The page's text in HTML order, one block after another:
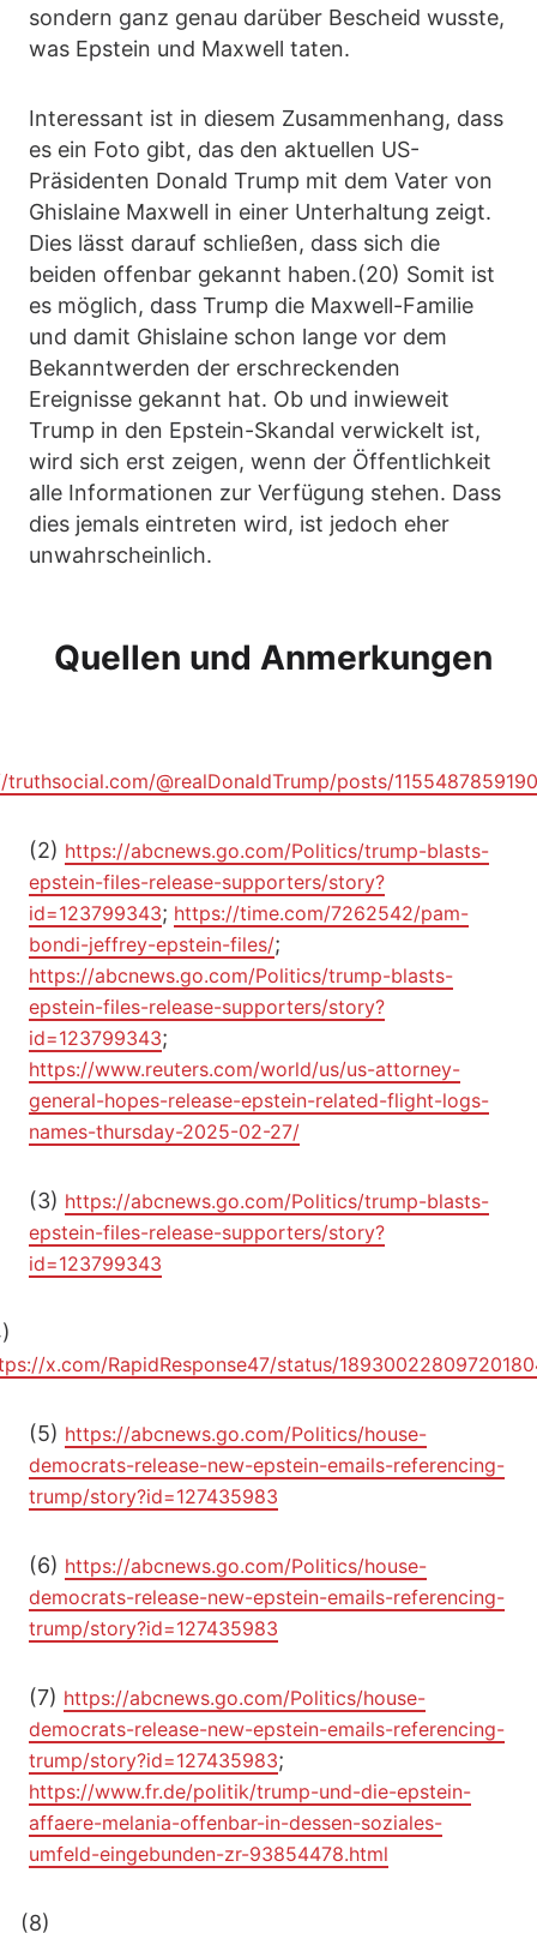
sondern ganz genau darüber Bescheid wusste,
was Epstein und Maxwell taten.
Interessant ist in diesem Zusammenhang, dass
es ein Foto gibt, das den aktuellen US-
Präsidenten Donald Trump mit dem Vater von
Ghislaine Maxwell in einer Unterhaltung zeigt.
Dies lässt darauf schließen, dass sich die
beiden offenbar gekannt haben.(20) Somit ist
es möglich, dass Trump die Maxwell-Familie
und damit Ghislaine schon lange vor dem
Bekanntwerden der erschreckenden
Ereignisse gekannt hat. Ob und inwieweit
Trump in den Epstein-Skandal verwickelt ist,
wird sich erst zeigen, wenn der Öffentlichkeit
alle Informationen zur Verfügung stehen. Dass
dies jemals eintreten wird, ist jedoch eher
unwahrscheinlich.
Quellen und Anmerkungen
@realDonaldTrump/posts/
(2) https://abcnews.go.com/Politics/trump-blasts-
epstein-files-release-supporters/story?
id=123799343; https://time.com/7262542/pam-
bondi-jeffrey-epstein-files/;
https://abcnews.go.com/Politics/trump-blasts-
epstein-files-release-supporters/story?
id=123799343;
https://www.reuters.com/world/us/us-attorney-
general-hopes-release-epstein-related-flight-logs-
names-thursday-2025-02-27/
(3) https://abcnews.go.com/Politics/trump-blasts-
epstein-files-release-supporters/story?
id=123799343
x.com/RapidResponse47/status/
(5) https://abcnews.go.com/Politics/house-
democrats-release-new-epstein-emails-referencing-
trump/story?id=127435983
(6) https://abcnews.go.com/Politics/house-
democrats-release-new-epstein-emails-referencing-
trump/story?id=127435983
(7) https://abcnews.go.com/Politics/house-
democrats-release-new-epstein-emails-referencing-
trump/story?id=127435983;
https://www.fr.de/politik/trump-und-die-epstein-
affaere-melania-offenbar-in-dessen-soziales-
umfeld-eingebunden-zr-93854478.html
(8)